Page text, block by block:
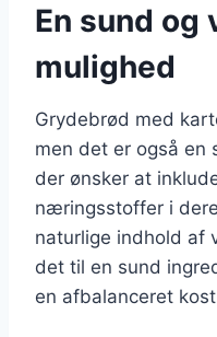
En sund og
mulighed
Grydebrød med
men det er også en
der ønsker at
næringsstoffer i
naturlige indhold af
det til en sund
en afbalanceret